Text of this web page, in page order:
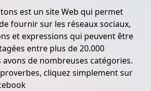
est un site Web qui permet
fournir sur les réseaux sociaux,
et expressions qui peuvent être
entre plus de 20.000
de nombreuses catégories.
cliquez simplement sur